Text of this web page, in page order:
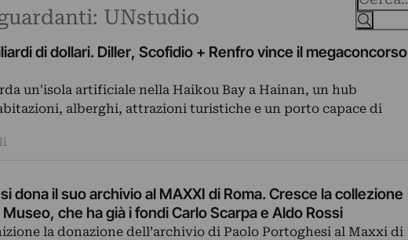
UNstudio
di dollari. Diller, Scofidio + Renfro vince il megaconcorso
un'isola artificiale nella Haikou Bay a Hainan, un hub
alberghi, attrazioni turistiche e un porto capace di
dona il suo archivio al MAXXI di Roma. Cresce la collezione
che ha già i fondi Carlo Scarpa e Aldo Rossi
la donazione dell’archivio di Paolo Portoghesi al Maxxi di